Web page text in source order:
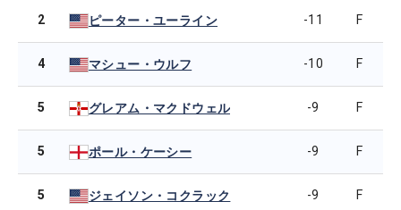
2 ピーター・ユーライン -11 F
4 マシュー・ウルフ -10 F
5 グレアム・マクドウェル -9 F
5 ポール・ケーシー -9 F
5 ジェイソン・コクラック -9 F